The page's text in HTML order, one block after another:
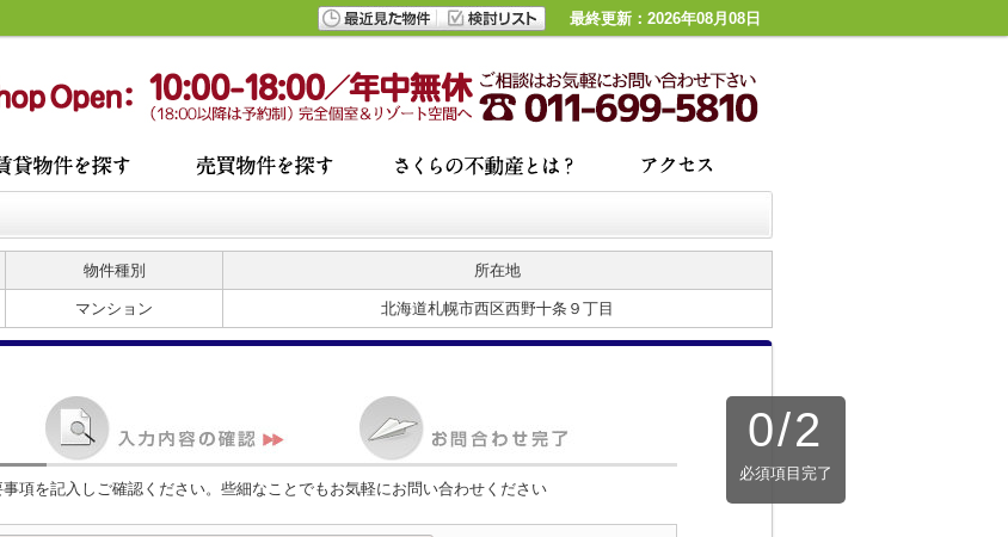
最終更新：2026年08月08日
物件種別 所在地
マンション 北海道札幌市西区西野十条９丁目
0/2
必須項目完了
項を記入しご確認ください。些細なことでもお気軽にお問い合わせください